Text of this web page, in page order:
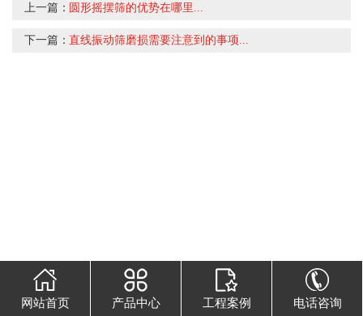
上一篇： 圆形摇摆筛的优势在哪里...
下一篇：直线振动筛磨损需要注意到的事项...
网站首页 产品中心 工程案例 电话咨询